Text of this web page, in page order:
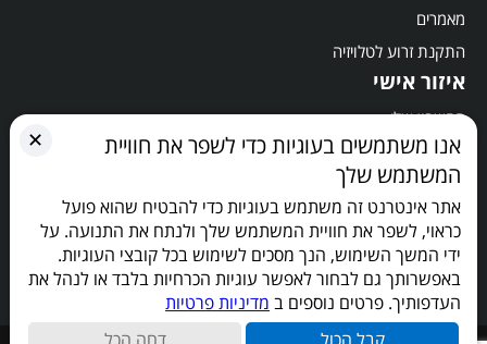
מאמרים
התקנת זרוע לטלויזיה
איזור אישי
החשבון שלי
סל קניות
תשלום
הישארו מעודכנים
✕
אנו משתמשים בעוגיות כדי לשפר את חוויית
המשתמש שלך
אתר אינטרנט זה משתמש בעוגיות כדי להבטיח שהוא פועל
כראוי, לשפר את חוויית המשתמש שלך ולנתח את התנועה. על
ידי המשך השימוש, הנך מסכים לשימוש בכל קובצי העוגיות.
באפשרותך גם לבחור לאפשר עוגיות הכרחיות בלבד או לנהל את
העדפותיך. פרטים נוספים ב מדיניות פרטיות